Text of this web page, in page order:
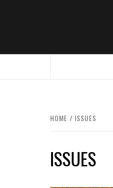
HOME ISSUES
ISSUES